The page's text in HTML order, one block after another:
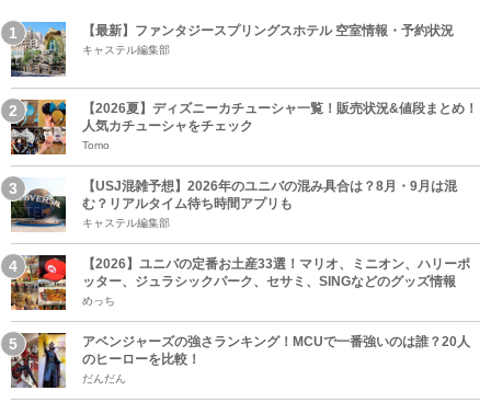
【最新】ファンタジースプリングスホテル 空室情報・予約状況
キャステル編集部
【2026夏】ディズニーカチューシャ一覧！販売状況&値段まとめ！
人気カチューシャをチェック
Tomo
【USJ混雑予想】2026年のユニバの混み具合は？8月・9月は混
む？リアルタイム待ち時間アプリも
キャステル編集部
【2026】ユニバの定番お土産33選！マリオ、ミニオン、ハリーポ
ッター、ジュラシックパーク、セサミ、SINGなどのグッズ情報
めっち
アベンジャーズの強さランキング！MCUで一番強いのは誰？20人
のヒーローを比較！
だんだん